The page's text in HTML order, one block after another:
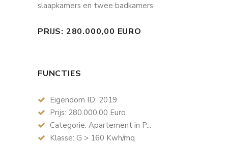
slaapkamers en twee badkamers.
PRIJS: 280.000,00 EURO
FUNCTIES
Eigendom ID: 2019
Prijs: 280.000,00 Euro
Categorie: Apartement in P...
Klasse: G > 160 Kwh/mq